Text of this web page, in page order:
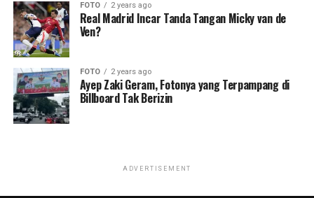
FOTO 2 years ago
Real Madrid Incar Tanda Tangan Micky van de
Ven?
FOTO 2 years ago
Ayep Zaki Geram, Fotonya yang Terpampang di
Billboard Tak Berizin
ADVERTISEMENT